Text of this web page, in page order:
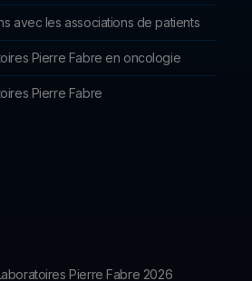
avec les associations de patients
Pierre Fabre en oncologie
Pierre Fabre
Pierre Fabre 2026